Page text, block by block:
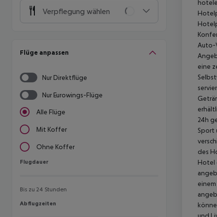
Verpflegung wählen
Flüge anpassen
Nur Direktflüge
Nur Eurowings-Flüge
Alle Flüge
Mit Koffer
Ohne Koffer
Flugdauer
Flugdauer
Bis zu 24 Stunden
Abflugzeiten
Abflugzeiten
Auto-
eine
24h
Sport
des
Hotel